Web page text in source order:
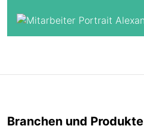
Branchen und Produkte